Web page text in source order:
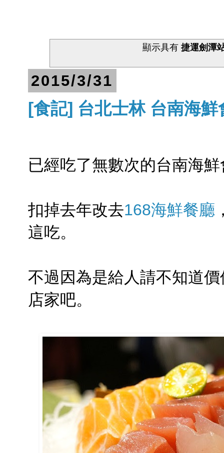
顯示具有 捷運劍潭
2015/3/31
[食記] 台北士林 台南海
已經吃了無數次的台南海
扣掉去年改去168海鮮餐廳
這吃。
不過因為是給人請不知道
店家吧。